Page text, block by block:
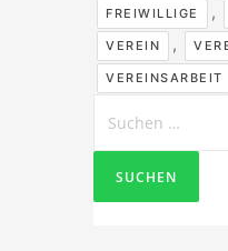
FREIWILLIGE ,
VEREIN ,
VEREINSARBEIT
nach: